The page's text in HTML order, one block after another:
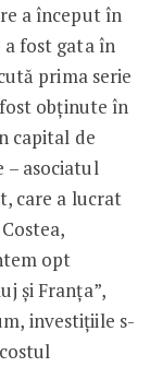
a început în
fost gata în
prima serie
obținute în
capital de
– asociatul
care a lucrat
opt
și Franța”,
investițiile s-